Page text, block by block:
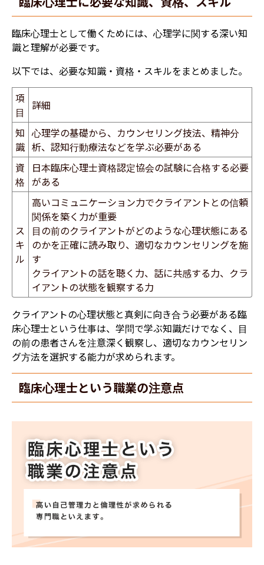
臨床心理士として働くためには、心理学に関する深い知
識と理解が必要です。
以下では、必要な知識・資格・スキルをまとめました。
項
目
詳細
知
識
​心理学の基礎から、カウンセリング技法、精神分
析、認知行動療法などを学ぶ必要がある
資
格
日本臨床心理士資格認定協会の試験に合格する必要
がある
ス
キ
ル
高いコミュニケーション力でクライアントとの信頼
関係を築く力が重要
目の前のクライアントがどのような心理状態にある
のかを正確に読み取り、適切なカウンセリングを施
す
クライアントの話を聴く力、話に共感する力、クラ
イアントの状態を観察する力
クライアントの心理状態と真剣に向き合う必要がある臨
床心理士という仕事は、学問で学ぶ知識だけでなく、目
の前の患者さんを注意深く観察し、適切なカウンセリン
グ方法を選択する能力が求められます。
臨床心理士という職業の注意点